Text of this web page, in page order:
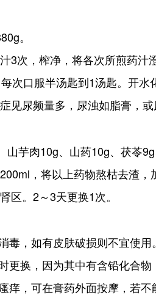
。
汁3次，榨净，将各次所煎药
每次口服半汤匙到1汤匙。开水
症见尿频量多，尿浊如脂膏，
山芋肉10g、山药10g、茯苓
200ml，将以上药物熬枯去渣
区。2～3天更换1次。
毒，如有皮肤破损则不宜使用
更换，因为其中有含铅化合
痒，可在膏药外面按摩，若